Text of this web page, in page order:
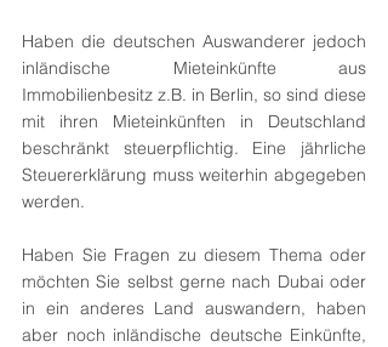
Haben die deutschen Auswanderer jedoch
inländische Mieteinkünfte aus
Immobilienbesitz z.B. in Berlin, so sind diese
mit ihren Mieteinkünften in Deutschland
beschränkt steuerpflichtig. Eine jährliche
Steuererklärung muss weiterhin abgegeben
werden.
Haben Sie Fragen zu diesem Thema oder
möchten Sie selbst gerne nach Dubai oder
in ein anderes Land auswandern, haben
aber noch inländische deutsche Einkünfte,